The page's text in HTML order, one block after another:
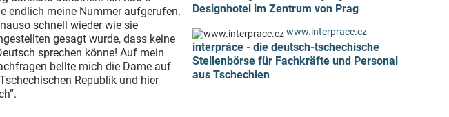
endlich meine Nummer aufgerufen.
schnell wieder wie sie
gesagt wurde, dass keine
sprechen könne! Auf mein
bellte mich die Dame auf
Republik und hier
Designhotel im Zentrum von Prag
www.interprace.cz
interpráce - die deutsch-tschechische
Stellenbörse für Fachkräfte und Personal
aus Tschechien